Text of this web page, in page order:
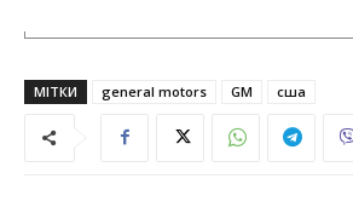
МІТКИ general motors GM сша